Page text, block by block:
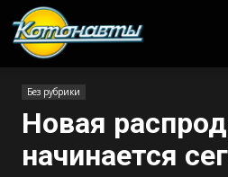
Без рубрики
Новая
начинается